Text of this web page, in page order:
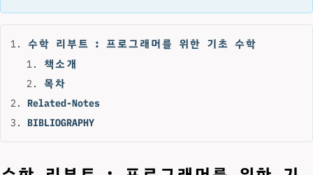
수학 리부트 : 프로그래머를 위한 기초 수학
책소개
목차
Related-Notes
BIBLIOGRAPHY